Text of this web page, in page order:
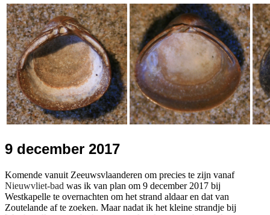
9 december 2017
Komende vanuit Zeeuwsvlaanderen om precies te zijn vanaf
Nieuwvliet-bad was ik van plan om 9 december 2017 bij
Westkapelle te overnachten om het strand aldaar en dat van
Zoutelande af te zoeken. Maar nadat ik het kleine strandje bij